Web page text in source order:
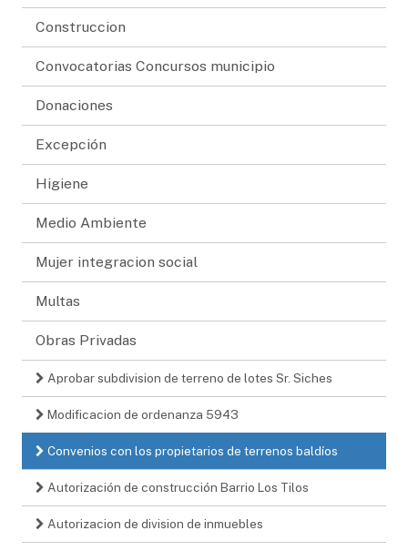
Construccion
Convocatorias Concursos municipio
Donaciones
Excepción
Higiene
Medio Ambiente
Mujer integracion social
Multas
Obras Privadas
Aprobar subdivision de terreno de lotes Sr. Siches
Modificacion de ordenanza 5943
Convenios con los propietarios de terrenos baldíos
Autorización de construcción Barrio Los Tilos
Autorizacion de division de inmuebles